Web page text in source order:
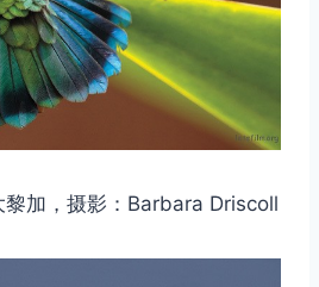
黎加，摄影：Barbara Driscoll